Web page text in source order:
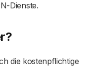
Dienste.
die kostenpflichtige